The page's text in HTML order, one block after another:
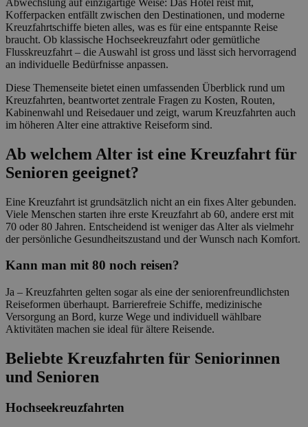
Kofferpacken entfällt zwischen den Destinationen, und moderne
Kreuzfahrtschiffe bieten alles, was es für eine entspannte Reise
braucht. Ob klassische Hochseekreuzfahrt oder gemütliche
Flusskreuzfahrt – die Auswahl ist gross und lässt sich hervorragend
an individuelle Bedürfnisse anpassen.
Diese Themenseite bietet einen umfassenden Überblick rund um
Kreuzfahrten, beantwortet zentrale Fragen zu Kosten, Routen,
Kabinenwahl und Reisedauer und zeigt, warum Kreuzfahrten auch
im höheren Alter eine attraktive Reiseform sind.
Ab welchem Alter ist eine Kreuzfahrt für
Senioren geeignet?
Eine Kreuzfahrt ist grundsätzlich nicht an ein fixes Alter gebunden.
Viele Menschen starten ihre erste Kreuzfahrt ab 60, andere erst mit
70 oder 80 Jahren. Entscheidend ist weniger das Alter als vielmehr
der persönliche Gesundheitszustand und der Wunsch nach Komfort.
Kann man mit 80 noch reisen?
Ja – Kreuzfahrten gelten sogar als eine der seniorenfreundlichsten
Reiseformen überhaupt. Barrierefreie Schiffe, medizinische
Versorgung an Bord, kurze Wege und individuell wählbare
Aktivitäten machen sie ideal für ältere Reisende.
Beliebte Kreuzfahrten für Seniorinnen
und Senioren
Hochseekreuzfahrten